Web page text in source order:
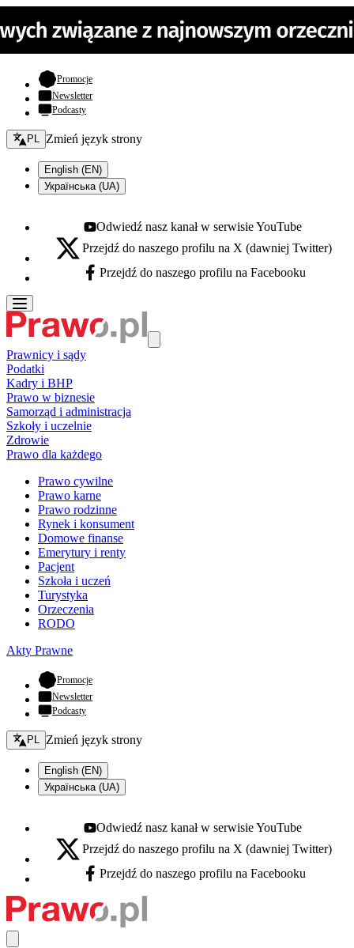
Promocje- otwiera się w nowej karcie
Newsletter
Podcasty
Zmień język - bieżący:
PL Zmień język strony
English (EN)
Українська (UA)
Youtube - otwiera się w nowej karcie
Odwiedź nasz kanał w serwisie YouTube
X - otwiera się w nowej karcie
Przejdź do naszego profilu na X (dawniej Twitter)
Facebook - otwiera się w nowej karcie
Przejdź do naszego profilu na Facebooku
Prawnicy i sądy
Podatki
Kadry i BHP
Prawo w biznesie
Samorząd i administracja
Szkoły i uczelnie
Zdrowie
Prawo dla każdego
Prawo cywilne
Prawo karne
Prawo rodzinne
Rynek i konsument
Domowe finanse
Emerytury i renty
Pacjent
Szkoła i uczeń
Turystyka
Orzeczenia
RODO
Akty Prawne
Promocje- otwiera się w nowej karcie
Newsletter
Podcasty
Zmień język - bieżący:
PL Zmień język strony
English (EN)
Українська (UA)
Youtube - otwiera się w nowej karcie
Odwiedź nasz kanał w serwisie YouTube
X - otwiera się w nowej karcie
Przejdź do naszego profilu na X (dawniej Twitter)
Facebook - otwiera się w nowej karcie
Przejdź do naszego profilu na Facebooku